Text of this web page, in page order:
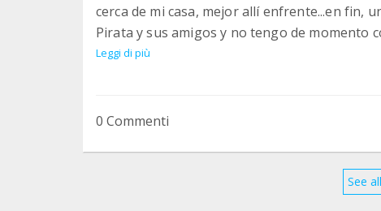
cerca de mi casa, mejor allí enfrente...en fin,
Pirata y sus amigos y no tengo de momento
opciones ŕapidas que no "molesten" a los
condiciones para ellos y " convencer" a
por toda vuestra ayuda, y disculpad si no
Leggi di più
0 Commenti
See